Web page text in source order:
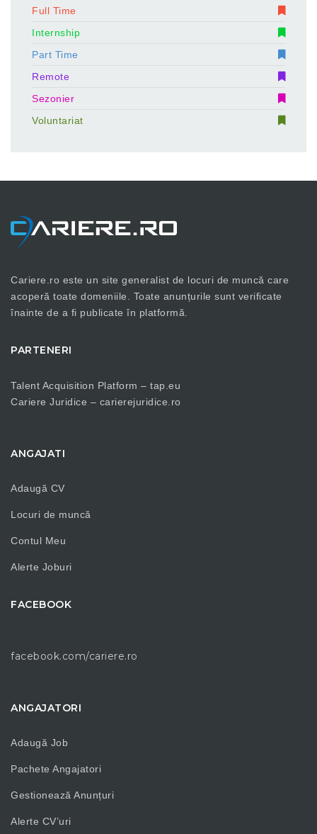
Full Time
Internship
Part Time
Remote
Sezonier
Voluntariat
Cariere.ro este un site generalist de locuri de muncă care
acoperă toate domeniile. Toate anunțurile sunt verificate
înainte de a fi publicate în platformă.
PARTENERI
Talent Acquisition Platform – tap.eu
Cariere Juridice – carierejuridice.ro
ANGAJATI
Adaugă CV
Locuri de muncă
Contul Meu
Alerte Joburi
FACEBOOK
facebook.com/cariere.ro
ANGAJATORI
Adaugă Job
Pachete Angajatori
Gestionează Anunțuri
Alerte CV’uri